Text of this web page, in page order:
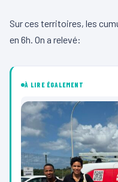
Sur ces territoires, les
en 6h. On a relevé:
À LIRE ÉGALEMENT